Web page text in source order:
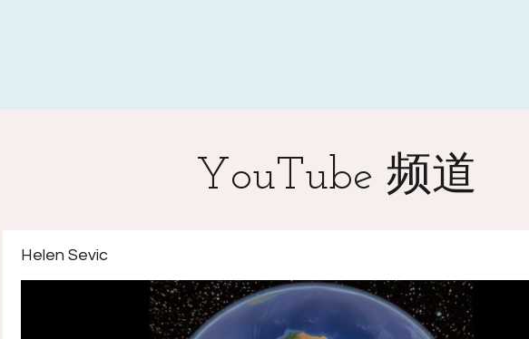
YouTube 频道
Helen Sevic